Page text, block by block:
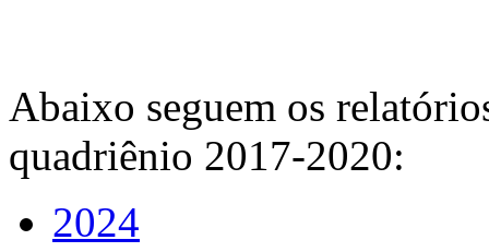
Abaixo seguem os
quadriênio 2017-2020:
2024